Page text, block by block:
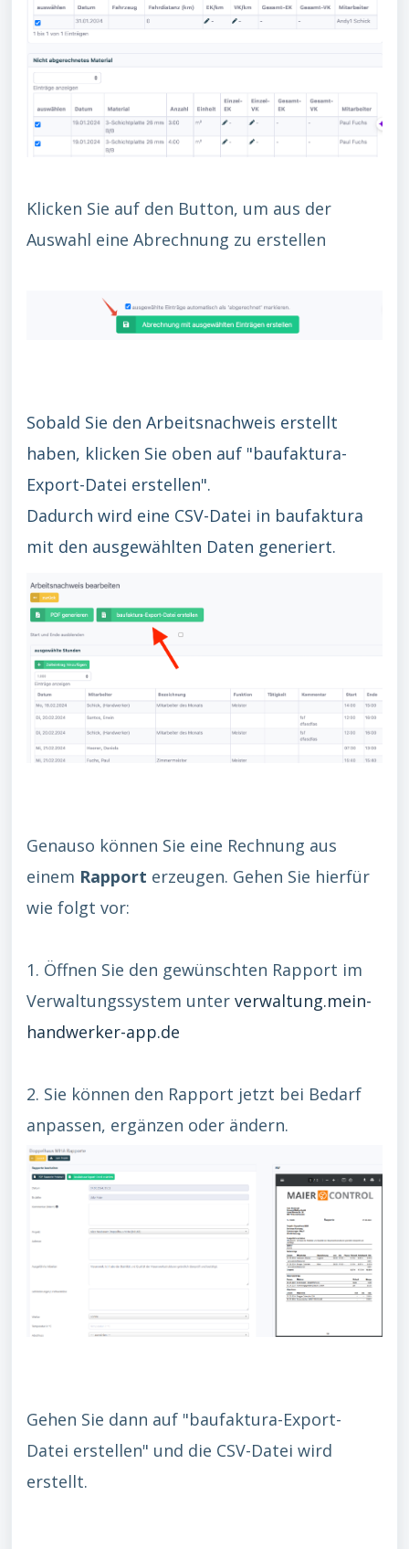
Klicken Sie auf den Button, um aus der
Auswahl eine Abrechnung zu erstellen
Sobald Sie den Arbeitsnachweis erstellt
haben, klicken Sie oben auf "baufaktura-
Export-Datei erstellen".
Dadurch wird eine CSV-Datei in baufaktura
mit den ausgewählten Daten generiert.
Genauso können Sie eine Rechnung aus
einem Rapport erzeugen. Gehen Sie hierfür
wie folgt vor:
1. Öffnen Sie den gewünschten Rapport im
Verwaltungssystem unter verwaltung.mein-
handwerker-app.de
2. Sie können den Rapport jetzt bei Bedarf
anpassen, ergänzen oder ändern.
Gehen Sie dann auf "baufaktura-Export-
Datei erstellen" und die CSV-Datei wird
erstellt.